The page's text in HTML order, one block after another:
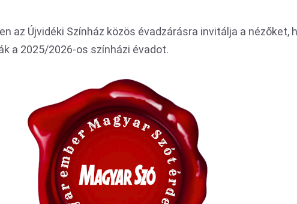
az Újvidéki Színház közös évadzárásra invitálja a nézőket,
a 2025/2026-os színházi évadot.